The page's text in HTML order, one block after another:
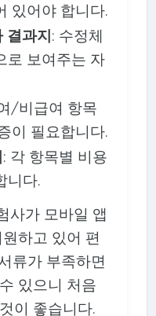
있어야 합니다.
결과지: 수정체
로 보여주는 자
/비급여 항목
이 필요합니다.
: 각 항목별 비용
니다.
사가 모바일 앱
하고 있어 편
류가 부족하면
있으니 처음
이 좋습니다.